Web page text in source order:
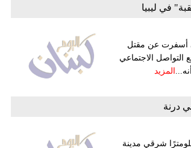
في ليبيا
أسفرت عن مقتل
الاجتماعي
المزيد
درنة
الليبي معسكريين في درنة ردًا على تفجيرات القبة و التي تبعد 250 كيلومترًا شرقي مدينة